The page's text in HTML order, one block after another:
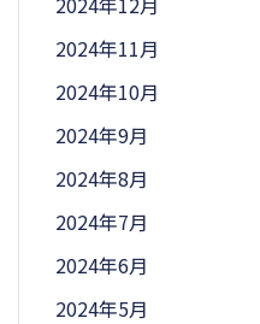
2024年11月
2024年10月
2024年9月
2024年8月
2024年7月
2024年6月
2024年5月